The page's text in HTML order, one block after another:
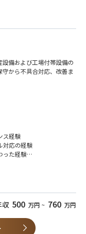
本格稼働しています。新潟
竣工し、さらに第4期投
備および工場付帯設備の
から不具合対応、改善ま
ル対応
保全
基板・パッケージ基板市
電子機器に実装するために
ス経験
対応の経験
った経験
収 500 万円 ~ 760 万円